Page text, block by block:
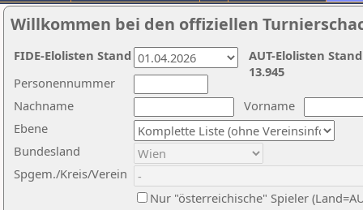
Willkommen bei den offiziellen
Nachname
Vorname
Ebene
Personennummer
Bundesland
Spgem./Kreis/Verein
Nur "österreichische" Spieler
AUT-Elolisten
13.945
FIDE-Elolisten Stand